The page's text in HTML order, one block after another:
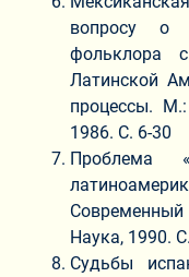
вопросу о
фольклора
Латинской
процессы.
1986. С. 6-30
Проблема
Наука, 1990.
Судьбы